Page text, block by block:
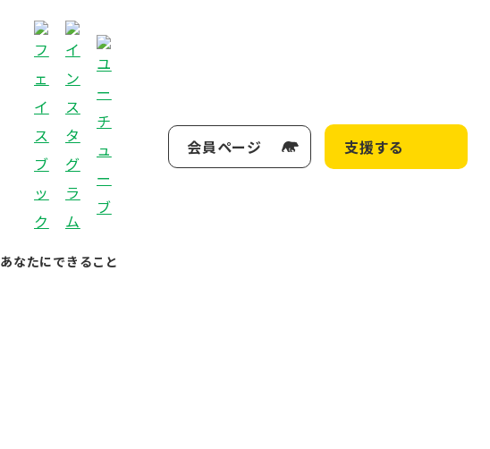
あなたにできること
会員ページ 支援する